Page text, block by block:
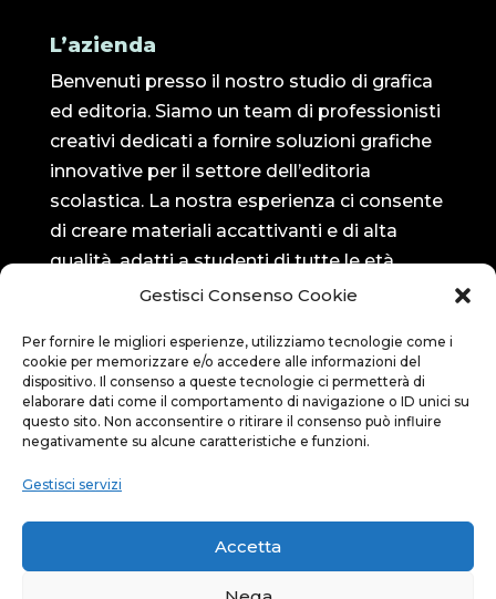
Gestisci Consenso Cookie
Per fornire le migliori esperienze, utilizziamo tecnologie come i
cookie per memorizzare e/o accedere alle informazioni del
dispositivo. Il consenso a queste tecnologie ci permetterà di
elaborare dati come il comportamento di navigazione o ID unici su
questo sito. Non acconsentire o ritirare il consenso può influire
negativamente su alcune caratteristiche e funzioni.
Gestisci servizi
Accetta
L’azienda
Benvenuti presso il nostro studio di grafica
ed editoria. Siamo un team di professionisti
creativi dedicati a fornire soluzioni grafiche
innovative per il settore dell’editoria
scolastica. La nostra esperienza ci consente
di creare materiali accattivanti e di alta
qualità, adatti a studenti di tutte le età.
 Bluedit su Facebook
Bluedit su Instagram
Privacy